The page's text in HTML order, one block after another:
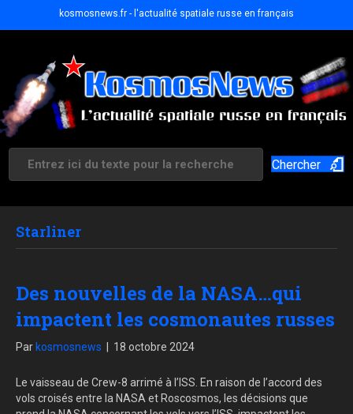
kosmosnews.fr - l'actualité spatiale russe en français
Chercher
Starliner
Des nouvelles de la NASA…qui
impactent les cosmonautes russes
Par kosmosnews 18 octobre 2024
Le vaisseau de Crew-8 arrimé à l’ISS. En raison de l’accord des
vols croisés entre la NASA et Roscosmos, les décisions que